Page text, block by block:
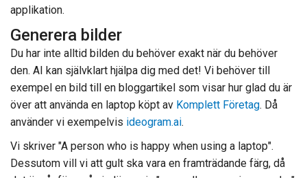
applikation.
Generera bilder
Du har inte alltid bilden du behöver exakt när du behöver
den. AI kan självklart hjälpa dig med det! Vi behöver till
exempel en bild till en bloggartikel som visar hur glad du är
över att använda en laptop köpt av Komplett Företag. Då
använder vi exempelvis ideogram.ai.
Vi skriver "A person who is happy when using a laptop".
Dessutom vill vi att gult ska vara en framträdande färg, då